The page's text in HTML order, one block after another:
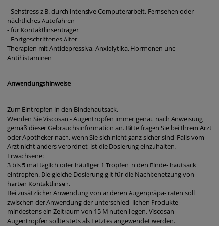
- Sehstress z.B. durch intensive Computerarbeit, Fernsehen oder
nächtliches Autofahren
- für Kontaktlinsenträger
- Fortgeschrittenes Alter
Therapien mit Antidepressiva, Anxiolytika, Hormonen und
Antihistaminen
Anwendungshinweise
Zum Eintropfen in den Bindehautsack.
Wenden Sie Viscosan - Augentropfen immer genau nach Anweisung
gemäß dieser Gebrauchsinformation an. Bitte fragen Sie bei Ihrem Arzt
oder Apotheker nach, wenn Sie sich nicht ganz sicher sind. Falls vom
Arzt nicht anders verordnet, ist die Dosierung einzuhalten.
Erwachsene:
3 bis 5 mal täglich oder häufiger 1 Tropfen in den Binde- hautsack
eintropfen. Die gleiche Dosierung gilt für die Nachbenetzung von
harten Kontaktlinsen.
Bei zusätzlicher Anwendung von anderen Augenpräpa- raten soll
zwischen der Anwendung der unterschied- lichen Produkte
mindestens ein Zeitraum von 15 Minuten liegen. Viscosan -
Augentropfen sollte stets als Letztes angewendet werden.